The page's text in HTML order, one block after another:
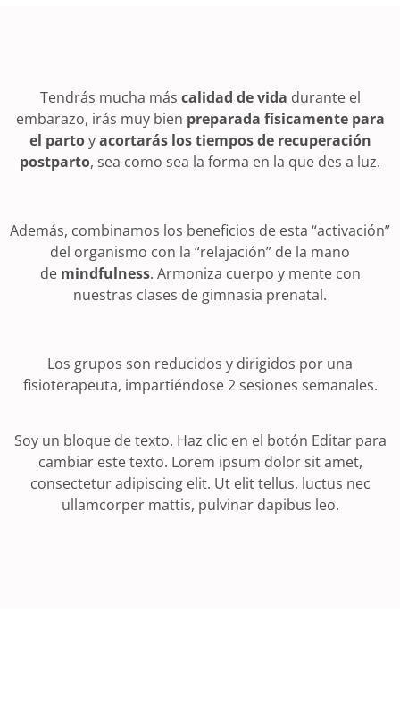
Tendrás mucha más calidad de vida durante el
embarazo, irás muy bien preparada físicamente para
el partoyacortarás los tiempos de recuperación
postparto, sea como sea la forma en la que des a luz.
Además, combinamos los beneficios de esta “activación”
del organismo con la “relajación” de la mano
de mindfulness. Armoniza cuerpo y mente con
nuestras clases de gimnasia prenatal.
Los grupos son reducidos y dirigidos por una
fisioterapeuta, impartiéndose 2 sesiones semanales.
Soy un bloque de texto. Haz clic en el botón Editar para
cambiar este texto. Lorem ipsum dolor sit amet,
consectetur adipiscing elit. Ut elit tellus, luctus nec
ullamcorper mattis, pulvinar dapibus leo.